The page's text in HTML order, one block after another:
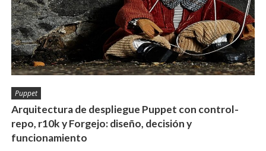
Puppet
Arquitectura de despliegue Puppet con control-
repo, r10k y Forgejo: diseño, decisión y
funcionamiento